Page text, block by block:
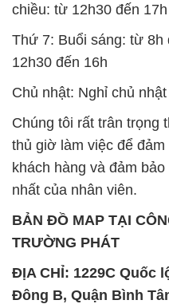
chiều: từ 12h30 đến 17h
Thứ 7: Buổi sáng: từ 8h
12h30 đến 16h
Chủ nhật: Nghỉ chủ
Chúng tôi rất trân trọng
thủ giờ làm việc để
khách hàng và đảm
nhất của nhân viên.
BẢN ĐỒ MAP TẠI
TRƯỜNG PHÁT
ĐỊA CHỈ: 1229C Quốc
Đông B, Quận Bình